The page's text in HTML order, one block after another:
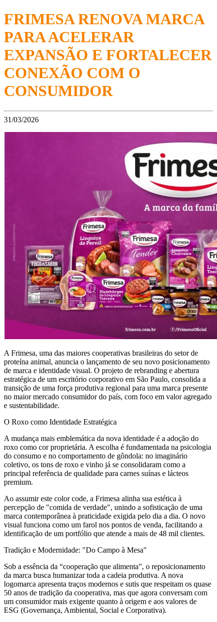
FRIMESA RENOVA MARCA
PARA ACELERAR
EXPANSÃO E FORTALECER
CONEXÃO COM O
CONSUMIDOR
31/03/2026
A Frimesa, uma das maiores cooperativas brasileiras do setor de
proteína animal, anuncia o lançamento de seu novo posicionamento
de marca e identidade visual. O projeto de rebranding e abertura
estratégica de um escritório corporativo em São Paulo, consolida a
transição de uma força produtiva regional para uma marca presente
no maior mercado consumidor do país, com foco em valor agregado
e sustentabilidade.
O Roxo como Identidade Estratégica
A mudança mais emblemática da nova identidade é a adoção do
roxo como cor proprietária. A escolha é fundamentada na psicologia
do consumo e no comportamento de gôndola: no imaginário
coletivo, os tons de roxo e vinho já se consolidaram como a
principal referência de qualidade para carnes suínas e lácteos
premium.
Ao assumir este color code, a Frimesa alinha sua estética à
percepção de "comida de verdade", unindo a sofisticação de uma
marca contemporânea à praticidade exigida pelo dia a dia. O novo
visual funciona como um farol nos pontos de venda, facilitando a
identificação de um portfólio que atende a mais de 48 mil clientes.
Tradição e Modernidade: "Do Campo à Mesa"
Sob a essência da “cooperação que alimenta”, o reposicionamento
da marca busca humanizar toda a cadeia produtiva. A nova
logomarca apresenta traços modernos e sutis que respeitam os quase
50 anos de tradição da cooperativa, mas que agora conversam com
um consumidor mais exigente quanto à origem e aos valores de
ESG (Governança, Ambiental, Social e Corporativa).